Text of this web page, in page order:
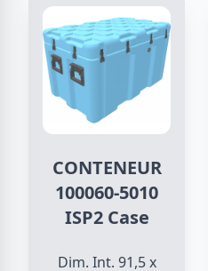
CONTENEUR
100060-5010
ISP2 Case
Dim. Int. 91,5 x